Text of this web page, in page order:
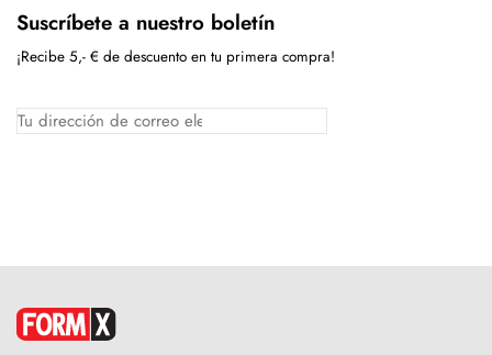
Suscríbete a nuestro boletín
¡Recibe 5,- € de descuento en tu primera compra!